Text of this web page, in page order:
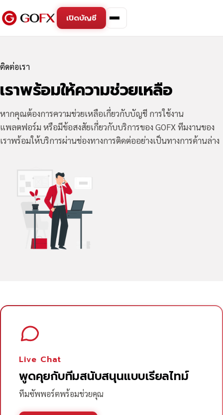
เปิดบัญชี
ติดต่อเรา
เราพร้อมให้ความช่วยเหลือ
หากคุณต้องการความช่วยเหลือเกี่ยวกับบัญชี การใช้งาน
แพลตฟอร์ม หรือมีข้อสงสัยเกี่ยวกับบริการของ GOFX ทีมงานของ
เราพร้อมให้บริการผ่านช่องทางการติดต่ออย่างเป็นทางการด้านล่าง
Live Chat
พูดคุยกับทีมสนับสนุนแบบเรียลไทม์
ทีมซัพพอร์ตพร้อมช่วยคุณ